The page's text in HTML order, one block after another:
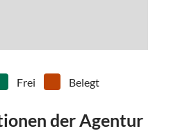
Frei Belegt
der Agentur